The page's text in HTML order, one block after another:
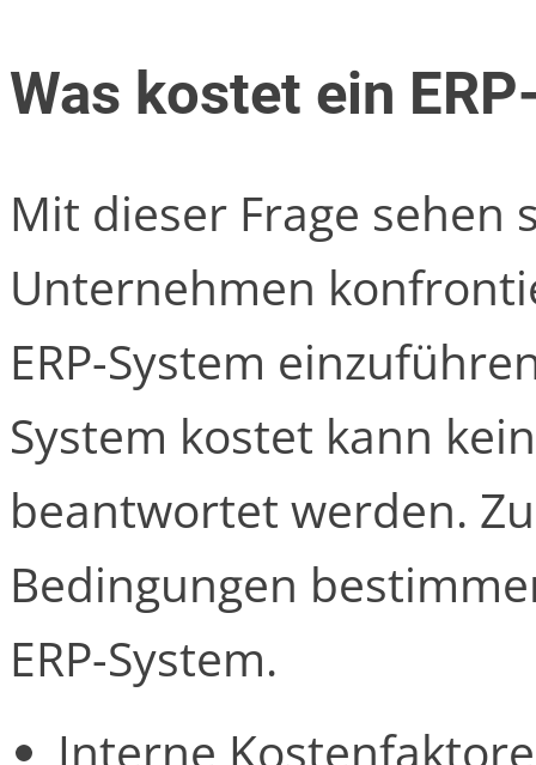
Was kostet ein
Mit dieser Frage sehen
Unternehmen
ERP-System
System kostet kann
beantwortet werden.
Bedingungen
ERP-System.
Interne